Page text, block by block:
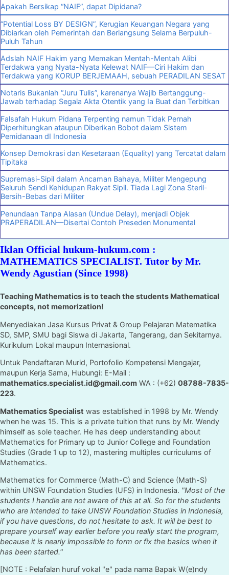
Apakah Bersikap “NAIF”, dapat Dipidana?
“Potential Loss BY DESIGN”, Kerugian Keuangan Negara yang
Dibiarkan oleh Pemerintah dan Berlangsung Selama Berpuluh-
Puluh Tahun
Adslah NAIF Hakim yang Memakan Mentah-Mentah Alibi
Terdakwa yang Nyata-Nyata Kelewat NAIF—Ciri Hakim dan
Terdakwa yang KORUP BERJEMAAH, sebuah PERADILAN SESAT
Notaris Bukanlah “Juru Tulis”, karenanya Wajib Bertanggung-
Jawab terhadap Segala Akta Otentik yang Ia Buat dan Terbitkan
Falsafah Hukum Pidana Terpenting namun Tidak Pernah
Diperhitungkan ataupun Diberikan Bobot dalam Sistem
Pemidanaan dI Indonesia
Konsep Demokrasi dan Kesetaraan (Equality) yang Tercatat dalam
Tipitaka
Supremasi-Sipil dalam Ancaman Bahaya, Militer Mengepung
Seluruh Sendi Kehidupan Rakyat Sipil. Tiada Lagi Zona Steril-
Bersih-Bebas dari Militer
Penundaan Tanpa Alasan (Undue Delay), menjadi Objek
PRAPERADILAN—Disertai Contoh Preseden Monumental
Iklan Official hukum-hukum.com :
MATHEMATICS SPECIALIST. Tutor by Mr.
Wendy Agustian (Since 1998)
Teaching Mathematics is to teach the students Mathematical
concepts, not memorization!
Menyediakan Jasa Kursus Privat & Group Pelajaran Matematika
SD, SMP, SMU bagi Siswa di Jakarta, Tangerang, dan Sekitarnya.
Kurikulum Lokal maupun Internasional.
Untuk Pendaftaran Murid, Portofolio Kompetensi Mengajar,
maupun Kerja Sama, Hubungi: E-Mail :
mathematics.specialist.id@gmail.com WA : (+62) 08788-7835-
223.
Mathematics Specialist was established in 1998 by Mr. Wendy
when he was 15. This is a private tuition that runs by Mr. Wendy
himself as sole teacher. He has deep understanding about
Mathematics for Primary up to Junior College and Foundation
Studies (Grade 1 up to 12), mastering multiples curriculums of
Mathematics.
Mathematics for Commerce (Math-C) and Science (Math-S)
within UNSW Foundation Studies (UFS) in Indonesia. "Most of the
students I handle are not aware of this at all. So for the students
who are intended to take UNSW Foundation Studies in Indonesia,
if you have questions, do not hesitate to ask. It will be best to
prepare yourself way earlier before you really start the program,
because it is nearly impossible to form or fix the basics when it
has been started."
[NOTE : Pelafalan huruf vokal "e" pada nama Bapak W(e)ndy